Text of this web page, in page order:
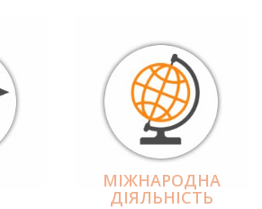
МІЖНАРОДНА
ДІЯЛЬНІCТЬ